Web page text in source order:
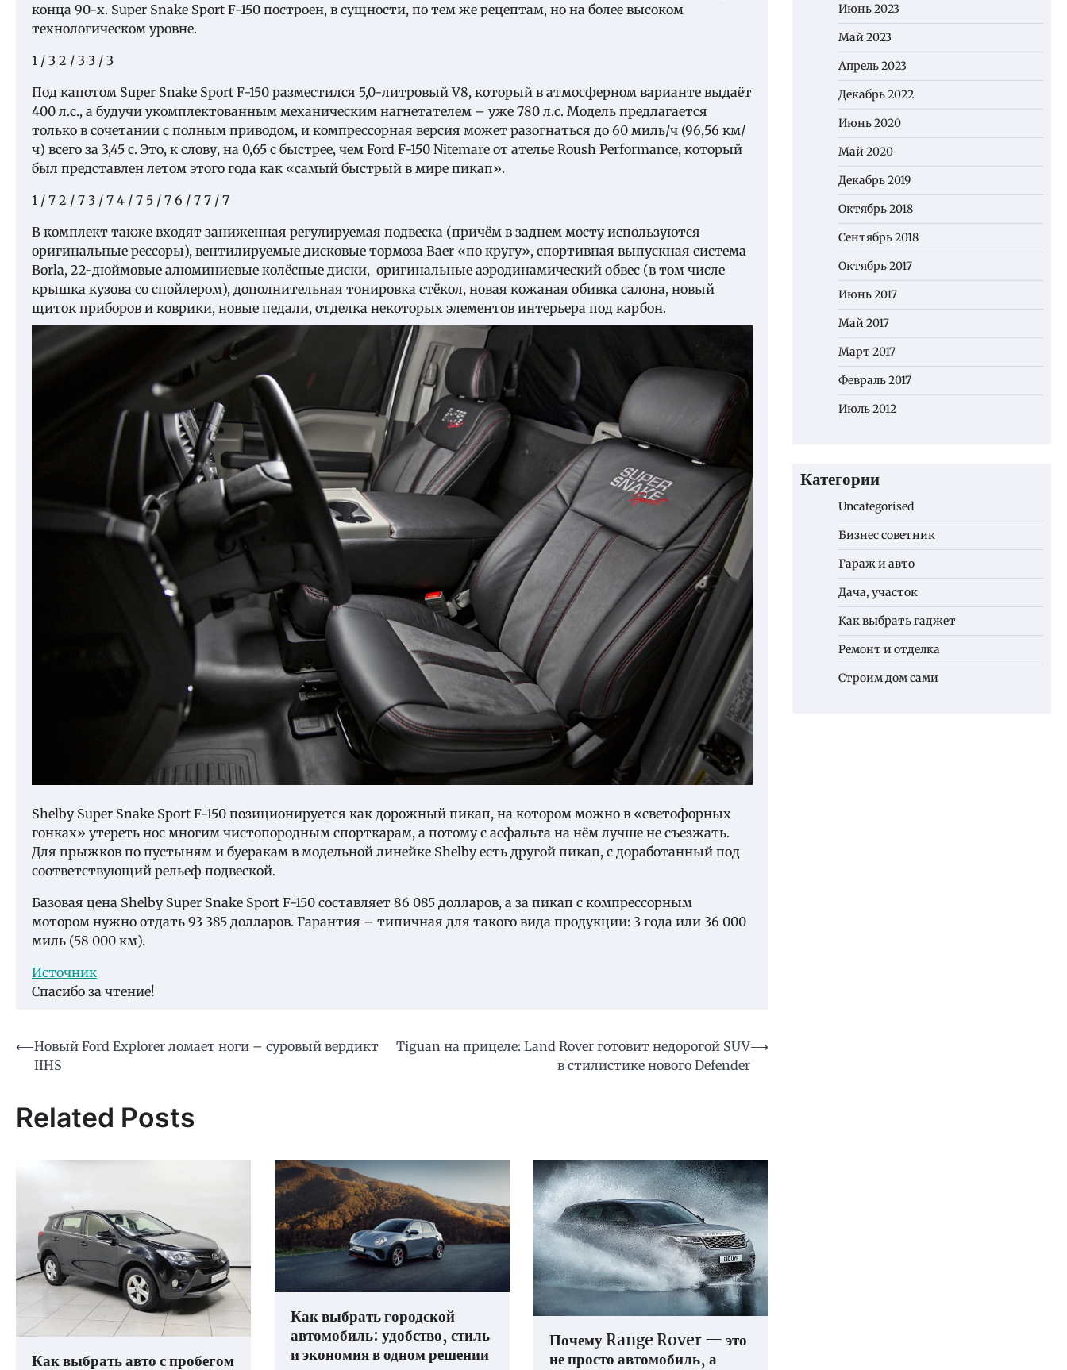
конца 90-х. Super Snake Sport F-150 построен, в сущности, по тем же рецептам, но на более высоком
технологическом уровне.
1 / 3 2 / 3 3 / 3
Под капотом Super Snake Sport F-150 разместился 5,0-литровый V8, который в атмосферном варианте выдаёт
400 л.с., а будучи укомплектованным механическим нагнетателем – уже 780 л.с. Модель предлагается
только в сочетании с полным приводом, и компрессорная версия может разогнаться до 60 миль/ч (96,56 км/
ч) всего за 3,45 с. Это, к слову, на 0,65 с быстрее, чем Ford F-150 Nitemare от ателье Roush Performance, который
был представлен летом этого года как «самый быстрый в мире пикап».
1 / 7 2 / 7 3 / 7 4 / 7 5 / 7 6 / 7 7 / 7
В комплект также входят заниженная регулируемая подвеска (причём в заднем мосту используются
оригинальные рессоры), вентилируемые дисковые тормоза Baer «по кругу», спортивная выпускная система
Borla, 22-дюймовые алюминиевые колёсные диски, оригинальные аэродинамический обвес (в том числе
крышка кузова со спойлером), дополнительная тонировка стёкол, новая кожаная обивка салона, новый
щиток приборов и коврики, новые педали, отделка некоторых элементов интерьера под карбон.
Shelby Super Snake Sport F-150 позиционируется как дорожный пикап, на котором можно в «светофорных
гонках» утереть нос многим чистопородным спорткарам, а потому с асфальта на нём лучше не съезжать.
Для прыжков по пустыням и буеракам в модельной линейке Shelby есть другой пикап, с доработанный под
соответствующий рельеф подвеской.
Базовая цена Shelby Super Snake Sport F-150 составляет 86 085 долларов, а за пикап с компрессорным
мотором нужно отдать 93 385 долларов. Гарантия – типичная для такого вида продукции: 3 года или 36 000
миль (58 000 км).
Источник
Спасибо за чтение!
Навигация
⟵Новый Ford Explorer ломает ноги – суровый вердикт
IIHS
Tiguan на прицеле: Land Rover готовит недорогой SUV
в стилистике нового Defender
⟶
Related Posts
Как выбрать авто с пробегом
Как выбрать городской
автомобиль: удобство, стиль
и экономия в одном решении
Почему Range Rover — это
не просто автомобиль, а
Июнь 2023
Май 2023
Апрель 2023
Декабрь 2022
Июнь 2020
Май 2020
Декабрь 2019
Октябрь 2018
Сентябрь 2018
Октябрь 2017
Июнь 2017
Май 2017
Март 2017
Февраль 2017
Июль 2012
Категории
Uncategorised
Бизнес советник
Гараж и авто
Дача, участок
Как выбрать гаджет
Ремонт и отделка
Строим дом сами